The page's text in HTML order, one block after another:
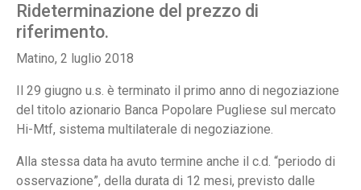
Rideterminazione del prezzo di
riferimento.
Matino, 2 luglio 2018
Il 29 giugno u.s. è terminato il primo anno di negoziazione
del titolo azionario Banca Popolare Pugliese sul mercato
Hi-Mtf, sistema multilaterale di negoziazione.
Alla stessa data ha avuto termine anche il c.d. “periodo di
osservazione”, della durata di 12 mesi, previsto dalle